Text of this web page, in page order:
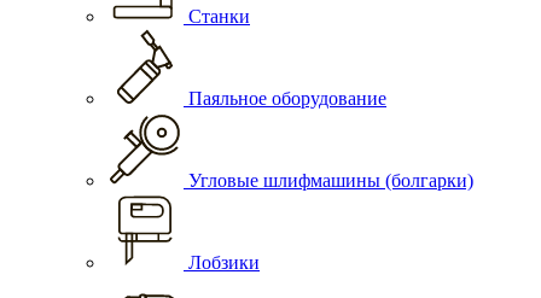
Станки
Паяльное оборудование
Угловые шлифмашины (болгарки)
Лобзики